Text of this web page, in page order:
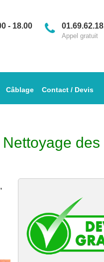
Appel gratuit
- 18.00
Câblage Contact / Devis
des